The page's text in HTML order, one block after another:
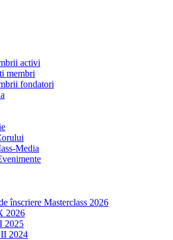
activi
membri
fondatori
Media
înscriere Masterclass 2026
2026
2025
2024